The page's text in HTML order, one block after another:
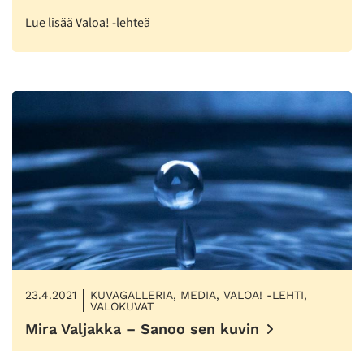
Lue lisää Valoa! -lehteä
23.4.2021
KUVAGALLERIA, MEDIA, VALOA! -LEHTI,
VALOKUVAT
Mira Valjakka – Sanoo sen kuvin